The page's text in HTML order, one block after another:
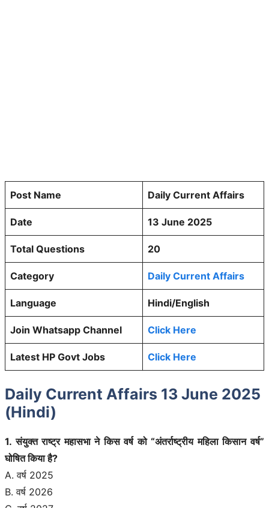
Post Name Daily Current Affairs
Date 13 June 2025
Total Questions 20
Category Daily Current Affairs
Language Hindi/English
Join Whatsapp Channel Click Here
Latest HP Govt Jobs Click Here
Daily Current Affairs 13 June 2025
(Hindi)
1. संयुक्त राष्ट्र महासभा ने किस वर्ष को “अंतर्राष्ट्रीय महिला किसान वर्ष”
घोषित किया है?
A. वर्ष 2025
B. वर्ष 2026